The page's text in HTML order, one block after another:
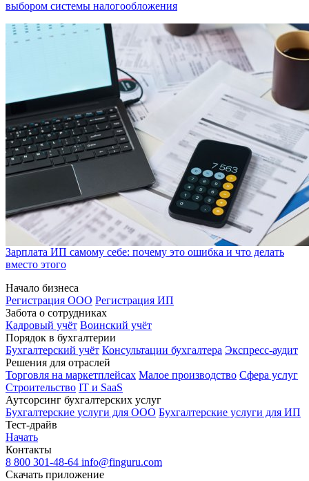
выбором системы налогообложения
Зарплата ИП самому себе: почему это ошибка и что делать
вместо этого
Начало бизнеса
Регистрация ООО Регистрация ИП
Забота о сотрудниках
Кадровый учёт Воинский учёт
Порядок в бухгалтерии
Бухгалтерский учёт Консультации бухгалтера Экспресс-аудит
Решения для отраслей
Торговля на маркетплейсах Малое производство Сфера услуг
Строительство IT и SaaS
Аутсорсинг бухгалтерских услуг
Бухгалтерские услуги для ООО Бухгалтерские услуги для ИП
Тест-драйв
Начать
Контакты
8 800 301-48-64 info@finguru.com
Скачать приложение